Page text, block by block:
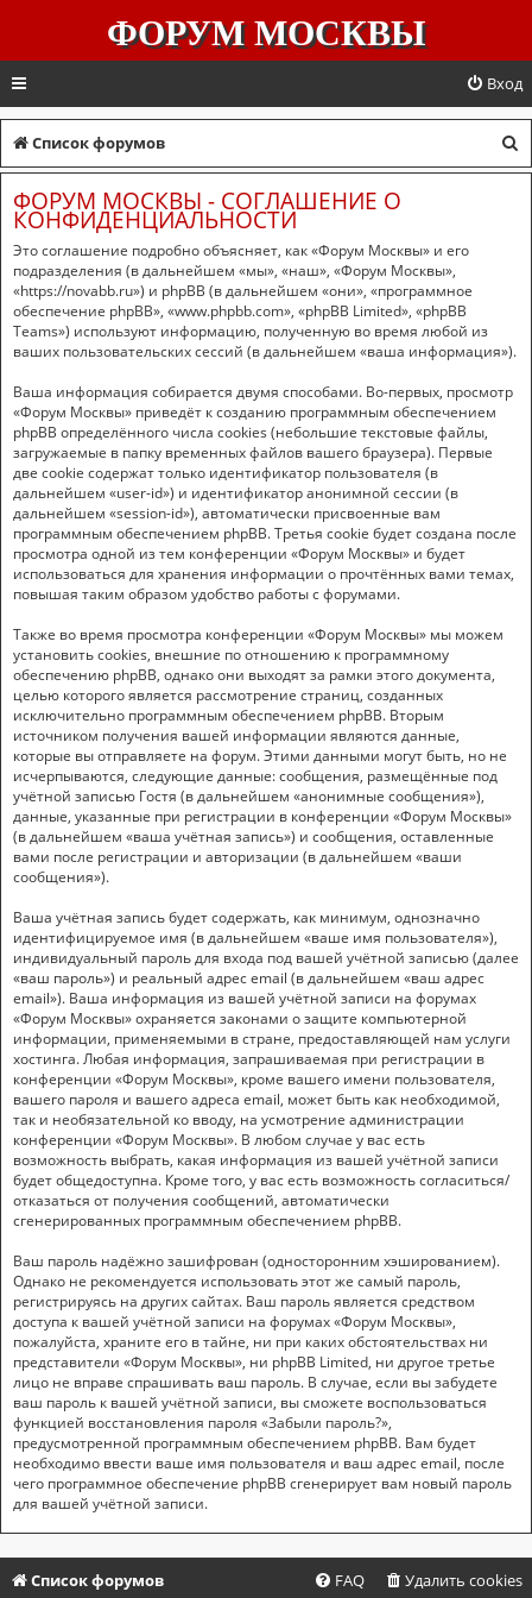
ФОРУМ МОСКВЫ
Вход
Список форумов
о
ФОРУМ МОСКВЫ - СОГЛАШЕНИЕ О
КОНФИДЕНЦИАЛЬНОСТИ
Это соглашение подробно объясняет, как «Форум Москвы» и его
подразделения (в дальнейшем «мы», «наш», «Форум Москвы»,
«https://novabb.ru») и phpBB (в дальнейшем «они», «программное
обеспечение phpBB», «www.phpbb.com», «phpBB Limited», «phpBB
Teams») используют информацию, полученную во время любой из
ваших пользовательских сессий (в дальнейшем «ваша информация»).
Ваша информация собирается двумя способами. Во-первых, просмотр
«Форум Москвы» приведёт к созданию программным обеспечением
phpBB определённого числа cookies (небольшие текстовые файлы,
загружаемые в папку временных файлов вашего браузера). Первые
две cookie содержат только идентификатор пользователя (в
дальнейшем «user-id») и идентификатор анонимной сессии (в
дальнейшем «session-id»), автоматически присвоенные вам
программным обеспечением phpBB. Третья cookie будет создана после
просмотра одной из тем конференции «Форум Москвы» и будет
использоваться для хранения информации о прочтённых вами темах,
повышая таким образом удобство работы с форумами.
Также во время просмотра конференции «Форум Москвы» мы можем
установить cookies, внешние по отношению к программному
обеспечению phpBB, однако они выходят за рамки этого документа,
целью которого является рассмотрение страниц, созданных
исключительно программным обеспечением phpBB. Вторым
источником получения вашей информации являются данные,
которые вы отправляете на форум. Этими данными могут быть, но не
исчерпываются, следующие данные: сообщения, размещённые под
учётной записью Гостя (в дальнейшем «анонимные сообщения»),
данные, указанные при регистрации в конференции «Форум Москвы»
(в дальнейшем «ваша учётная запись») и сообщения, оставленные
вами после регистрации и авторизации (в дальнейшем «ваши
сообщения»).
Ваша учётная запись будет содержать, как минимум, однозначно
идентифицируемое имя (в дальнейшем «ваше имя пользователя»),
индивидуальный пароль для входа под вашей учётной записью (далее
«ваш пароль») и реальный адрес email (в дальнейшем «ваш адрес
email»). Ваша информация из вашей учётной записи на форумах
«Форум Москвы» охраняется законами о защите компьютерной
информации, применяемыми в стране, предоставляющей нам услуги
хостинга. Любая информация, запрашиваемая при регистрации в
конференции «Форум Москвы», кроме вашего имени пользователя,
вашего пароля и вашего адреса email, может быть как необходимой,
так и необязательной ко вводу, на усмотрение администрации
конференции «Форум Москвы». В любом случае у вас есть
возможность выбрать, какая информация из вашей учётной записи
будет общедоступна. Кроме того, у вас есть возможность согласиться/
отказаться от получения сообщений, автоматически
сгенерированных программным обеспечением phpBB.
Ваш пароль надёжно зашифрован (односторонним хэшированием).
Однако не рекомендуется использовать этот же самый пароль,
регистрируясь на других сайтах. Ваш пароль является средством
доступа к вашей учётной записи на форумах «Форум Москвы»,
пожалуйста, храните его в тайне, ни при каких обстоятельствах ни
представители «Форум Москвы», ни phpBB Limited, ни другое третье
лицо не вправе спрашивать ваш пароль. В случае, если вы забудете
ваш пароль к вашей учётной записи, вы сможете воспользоваться
функцией восстановления пароля «Забыли пароль?»,
предусмотренной программным обеспечением phpBB. Вам будет
необходимо ввести ваше имя пользователя и ваш адрес email, после
чего программное обеспечение phpBB сгенерирует вам новый пароль
для вашей учётной записи.
Список форумов Удалить cookies
FAQ